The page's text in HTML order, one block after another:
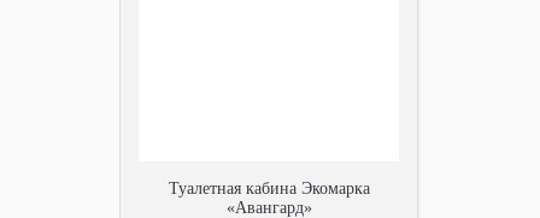
Туалетная кабина Экомарка
«Авангард»